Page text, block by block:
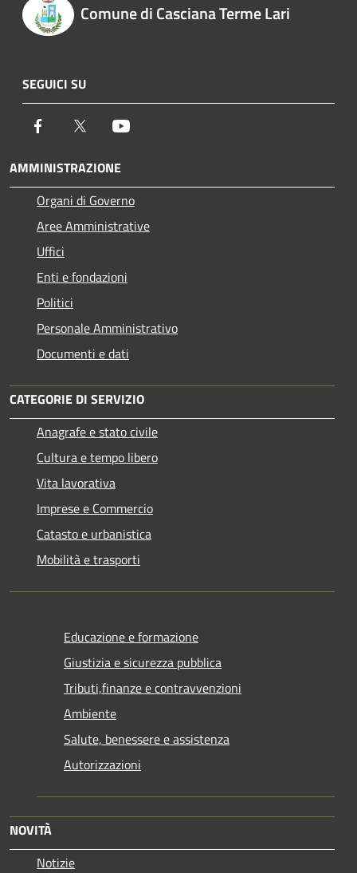
Comune di Casciana Terme Lari
SEGUICI SU
Facebook Twitter
AMMINISTRAZIONE
Organi di Governo
Aree Amministrative
Uffici
Enti e fondazioni
Politici
Personale Amministrativo
Documenti e dati
CATEGORIE DI SERVIZIO
Anagrafe e stato civile
Cultura e tempo libero
Vita lavorativa
Imprese e Commercio
Catasto e urbanistica
Mobilità e trasporti
Educazione e formazione
Giustizia e sicurezza pubblica
Tributi,finanze e contravvenzioni
Ambiente
Salute, benessere e assistenza
Autorizzazioni
NOVITÀ
Notizie